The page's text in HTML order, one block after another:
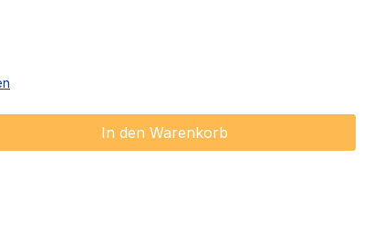
gewünschten Wert ein oder
In den Warenkorb